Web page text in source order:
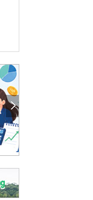
‘스파이더맨’ 개봉 5일 만에 300만 돌풍…박스오피스·예매율 동시 1위
‘호프’ 개봉 11일 만에 관객 300만…‘스파이더맨’ 예매율 68.8% 1위